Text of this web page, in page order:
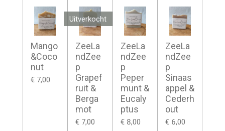
Mango
&Coco
nut
€ 7,00
Uitverkocht
ZeeLa
ndZee
p
Grapef
ruit &
Berga
mot
€ 7,00
ZeeLa
ndZee
p
Peper
munt &
Eucaly
ptus
€ 8,00
ZeeLa
ndZee
p
Sinaas
appel &
Cederh
out
€ 6,00